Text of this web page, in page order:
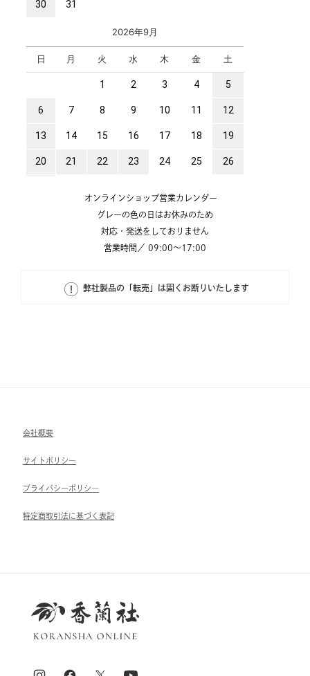
オンラインショップ営業カレンダー
グレーの色の日はお休みのため
対応・発送をしておりません
営業時間／ 09:00～17:00
弊社製品の「転売」は固くお断りいたします
会社概要
サイトポリシ―
ブライパシーポリシ―
特定商取引法に基づく表記